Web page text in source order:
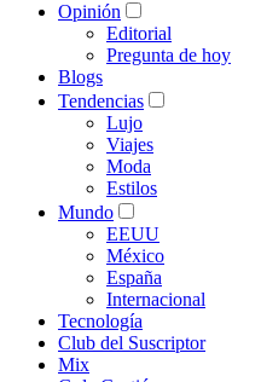
Opinión
Editorial
Pregunta de hoy
Blogs
Tendencias
Lujo
Viajes
Moda
Estilos
Mundo
EEUU
México
España
Internacional
Tecnología
Club del Suscriptor
Mix